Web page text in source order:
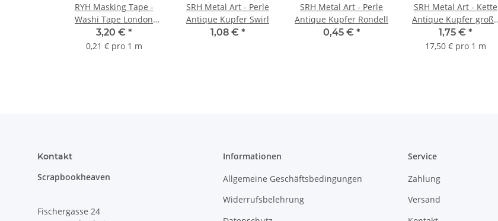
RYH Masking Tape -
Washi Tape London
15mm
3,20 € *
0,21 € pro 1 m
SRH Metal Art - Perle
Antique Kupfer Swirl
1,08 € *
SRH Metal Art - Perle
Antique Kupfer Rondell
0,45 € *
SRH Metal Art - Kette
Antique Kupfer große
Ringe
1,75 € *
17,50 € pro 1 m
Kontakt
Scrapbookheaven
Fischergasse 24
Informationen
Allgemeine Geschäftsbedingungen
Widerrufsbelehrung
Service
Zahlung
Versand